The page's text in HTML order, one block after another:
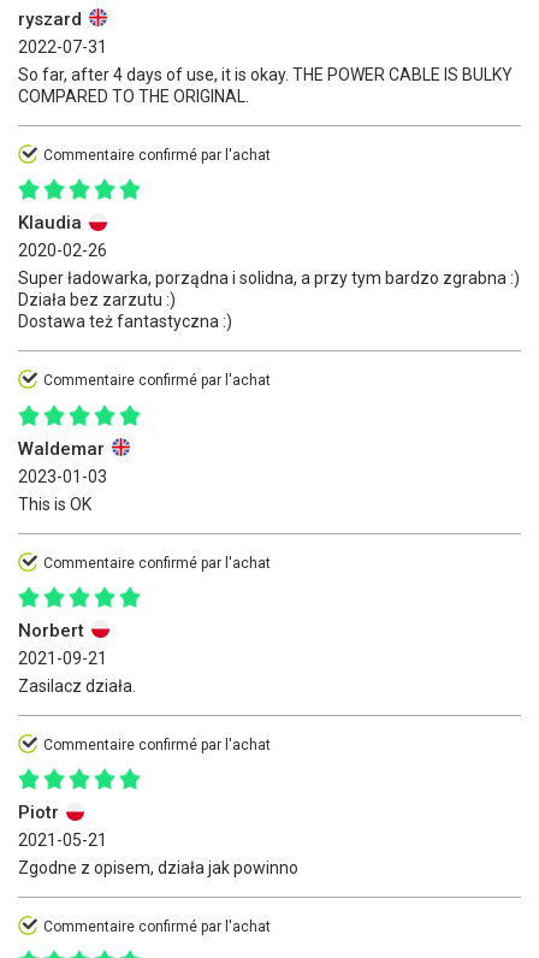
ryszard
2022-07-31
So far, after 4 days of use, it is okay. THE POWER CABLE IS BULKY
COMPARED TO THE ORIGINAL.
Commentaire confirmé par l'achat
Klaudia
2020-02-26
Super ładowarka, porządna i solidna, a przy tym bardzo zgrabna :)
Działa bez zarzutu :)
Dostawa też fantastyczna :)
Commentaire confirmé par l'achat
Waldemar
2023-01-03
This is OK
Commentaire confirmé par l'achat
Norbert
2021-09-21
Zasilacz działa.
Commentaire confirmé par l'achat
Piotr
2021-05-21
Zgodne z opisem, działa jak powinno
Commentaire confirmé par l'achat